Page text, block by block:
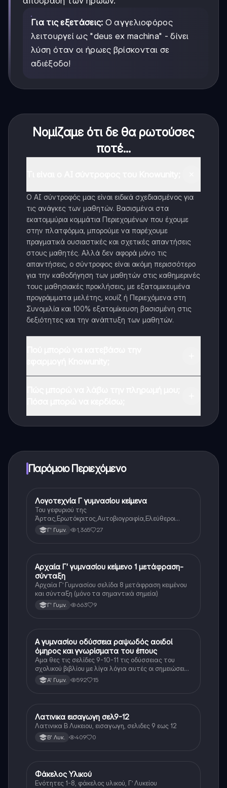
Για τις εξετάσεις: Ο αγγελιοφόρος
λειτουργεί ως "deus ex machina" - δίνει
λύση όταν οι ήρωες βρίσκονται σε
αδιέξοδο!
Νομίζαμε ότι δε θα ρωτούσες
ποτέ...
Ο AI σύντροφός μας είναι ειδικά σχεδιασμένος για
τις ανάγκες των μαθητών. Βασισμένοι στα
εκατομμύρια κομμάτια Περιεχομένων που έχουμε
στην πλατφόρμα, μπορούμε να παρέχουμε
πραγματικά ουσιαστικές και σχετικές απαντήσεις
στους μαθητές. Αλλά δεν αφορά μόνο τις
απαντήσεις, ο σύντροφος είναι ακόμη περισσότερο
για την καθοδήγηση των μαθητών στις καθημερινές
τους μαθησιακές προκλήσεις, με εξατομικευμένα
προγράμματα μελέτης, κουίζ ή Περιεχόμενα στη
Συνομιλία και 100% εξατομίκευση βασισμένη στις
δεξιότητες και την ανάπτυξη των μαθητών.
Παρόμοιο Περιεχόμενο
Νέα Ελληνικά
Λογοτεχνία Γ γυμνασίου κείμενα
Του γεφυριού της
Άρτας,Ερωτόκριτος,Αυτοβιογραφία,Ελεύθεροι
Πολιορκημένοι,Όσο μπορείς,Γιατί μ’αγάπησες,Ένας
ρώσος συνταγματάρχης στη Λάρισα,Ο Παχύς και ο
Γ' Γυμν. 1,365 27
Αρχαία Ελληνικά
Αρχαία Γ’ γυμνασίου κείμενο 1 μετάφραση-
σύνταξη
Αρχαία Γ’ Γυμνασίου σελίδα 8 μετάφραση κειμένου
και σύνταξη (μόνο τα σημαντικά σημεία)
Γ' Γυμν. 663 9
Αρχαία Ελληνικά
Α γυμνασίου οδύσσεια ραψωδός αοιδοί
όμηρος και γνωρίσματα του έπους
Αμα θες τις σελίδες 9-10-11 τις οδύσσειας του
σχολικού βιβλίου με λίγα λόγια αυτές οι σημειώσεις
θα σε βοηθήσουν αρκετά στο διάβασμα σου
Α' Γυμν. 592 15
Νέα Ελληνικά
Λατινικα εισαγωγη σελ9-12
Λατινικα Β Λυκειου, εισαγωγη, σελιδες 9 εως 12
Β' Λυκ. 409 0
Αρχαία Ελληνικά
Φάκελος Υλικού
Ενότητες 1-8, φάκελος υλικού, Γ’ Λυκείου